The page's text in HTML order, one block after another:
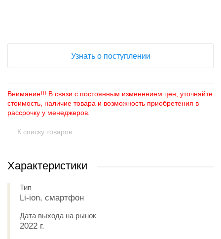
Узнать о поступлении
Внимание!!! В связи с постоянным изменением цен, уточняйте
стоимость, наличие товара и возможность приобретения в
рассрочку у менеджеров.
К списку товаров
Характеристики
Тип
Li-ion, смартфон
Дата выхода на рынок
2022 г.